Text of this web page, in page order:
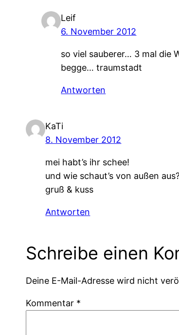
Leif
6. November 2012
so viel sauberer… 3 mal die
begge… traumstadt
Antworten
KaTi
8. November 2012
mei habt’s ihr schee!
und wie schaut’s von außen
gruß & kuss
Antworten
Schreibe einen
Deine E-Mail-Adresse wird nicht
Kommentar *